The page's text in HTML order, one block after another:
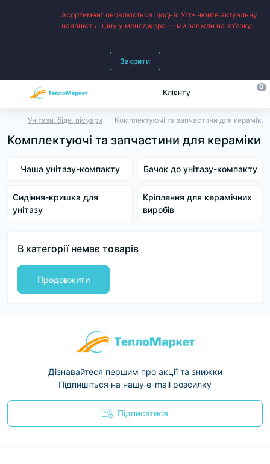
Асортимент оновлюється щодня. Уточнюйте актуальну
наявність і ціну у менеджера — ми завжди на зв’язку.
Закрити
Клієнту
0
Унітази, біде, пісуари Комплектуючі та запчастини для кераміки
Комплектуючі та запчастини для кераміки
Чаша унітазу-компакту Бачок до унітазу-компакту
Сидіння-кришка для
унітазу
Кріплення для керамічних
виробів
В категорії немає товарів
Продовжити
Дізнавайтеся першим про акції та знижки
Підпишіться на нашу e-mail розсилку
Підписатися